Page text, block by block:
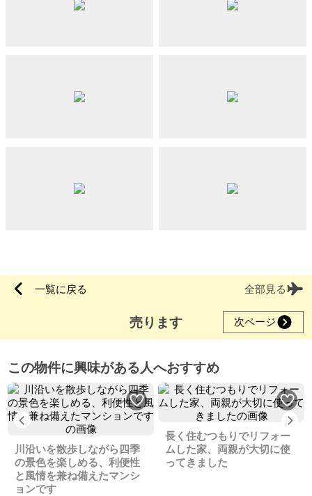
一覧に戻る 全部見る
売ります 次ページ
この物件に興味がある人へおすすめ
Previous
川沿いを散歩しながら四季
の景色を楽しめる、利便性
と風情を兼ね備えたマンシ
ョンです
長く住むつもりでリフォー
ムした家、両親が大切に使
ってきました